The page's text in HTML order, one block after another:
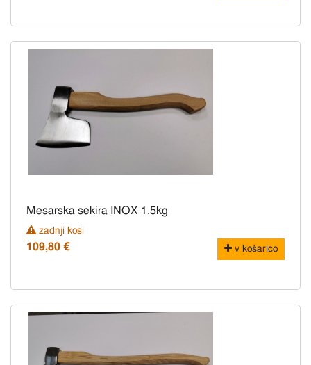
Mesarska sekira INOX 1.5kg
zadnji kosi
109,80 € v košarico